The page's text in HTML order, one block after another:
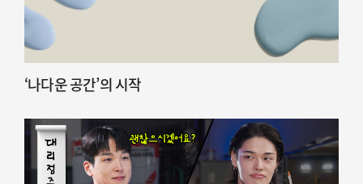
‘나다운 공간’의 시작